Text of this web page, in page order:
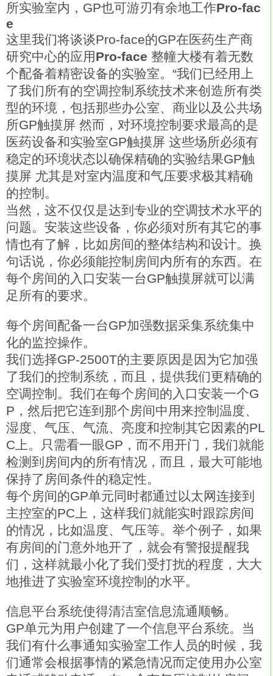
所实验室内，GP也可游刃有余地工作Pro-fac
e
这里我们将谈谈Pro-face的GP在医药生产商
研究中心的应用Pro-face 整幢大楼有着无数
个配备着精密设备的实验室。“我们已经用上
了我们所有的空调控制系统技术来创造所有类
型的环境，包括那些办公室、商业以及公共场
所GP触摸屏 然而，对环境控制要求最高的是
医药设备和实验室GP触摸屏 这些场所必须有
稳定的环境状态以确保精确的实验结果GP触
摸屏 尤其是对室内温度和气压要求极其精确
的控制。
当然，这不仅仅是达到专业的空调技术水平的
问题。安装这些设备，你必须对所有其它的事
情也有了解，比如房间的整体结构和设计。换
句话说，你必须能控制房间内所有的东西。在
每个房间的入口安装一台GP触摸屏就可以满
足所有的要求。
每个房间配备一台GP加强数据采集系统集中
化的监控操作。
我们选择GP-2500T的主要原因是因为它加强
了我们的控制系统，而且，提供我们更精确的
空调控制。我们在每个房间的入口安装一个G
P，然后把它连到那个房间中用来控制温度、
湿度、气压、气流、亮度和控制其它因素的PL
C上。只需看一眼GP，而不用开门，我们就能
检测到房间内的所有情况，而且，最大可能地
保持了房间条件的稳定性。
每个房间的GP单元同时都通过以太网连接到
主控室的PC上，这样我们就能实时跟踪房间
的情况，比如温度、气压等。举个例子，如果
有房间的门意外地开了，就会有警报提醒我
们，这样就最小化了我们受打扰的程度，大大
地推进了实验室环境控制的水平。
信息平台系统使得清洁室信息流通顺畅。
GP单元为用户创建了一个信息平台系统。当
我们有什么事通知实验室工作人员的时候，我
们通常会根据事情的紧急情况而定使用办公室